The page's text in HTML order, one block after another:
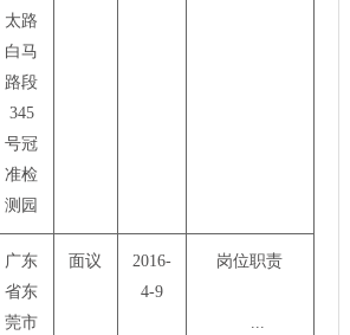
太路
白马
路段
345
号冠
准检
测园
广东
省东
莞市
面议
2016-
4-9
岗位职责